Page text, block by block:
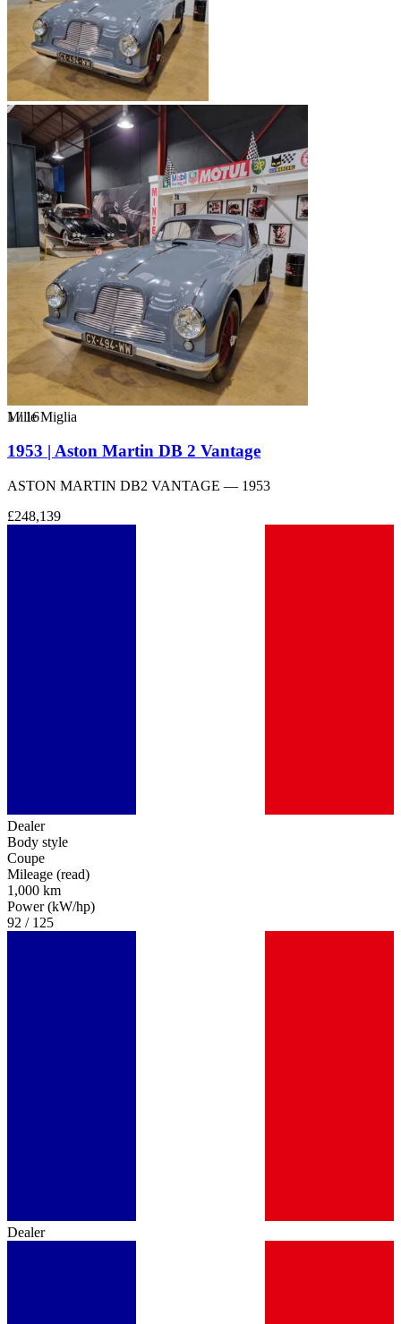
1/16
Mille Miglia
1953 | Aston Martin DB 2 Vantage
ASTON MARTIN DB2 VANTAGE — 1953
£248,139
Dealer
Body style
Coupe
Mileage (read)
1,000 km
Power (kW/hp)
92 / 125
Dealer